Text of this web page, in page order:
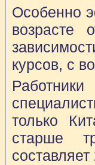
Особенно
курсов, с
только
старше